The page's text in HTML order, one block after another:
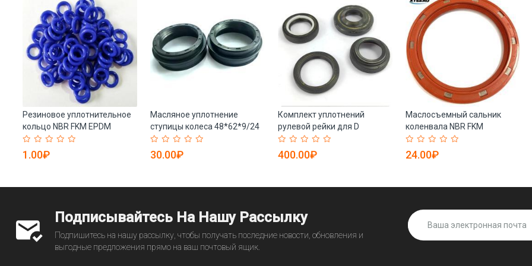
Резиновое уплотнительное
кольцо NBR FKM EPDM
силиконовое (арт. 25-
19085516)
1.00₽
Масляное уплотнение
ступицы колеса 48*62*9/24
для TOYOTA (арт. 25-
19085542)
30.00₽
Комплект уплотнений
рулевой рейки для D
TAURUS (арт. 25-19085329)
400.00₽
Маслосъемный сальник
коленвала NBR FKM
70*90*10 (арт. 25-19085334)
24.00₽
Подписывайтесь На Нашу Рассылку
Подпишитесь на нашу рассылку, чтобы получать последние новости, обновления и
выгодные предложения прямо на ваш почтовый ящик.